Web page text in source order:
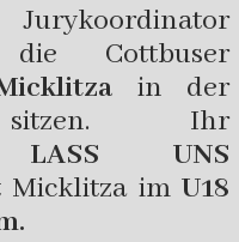
Cottbuser
in der
sitzen. Ihr
LASS UNS
Micklitza im U18